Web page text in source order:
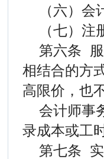
（六）
（七）
第六条
相结合的方
高限价，也
会计师事
录成本或工
第七条